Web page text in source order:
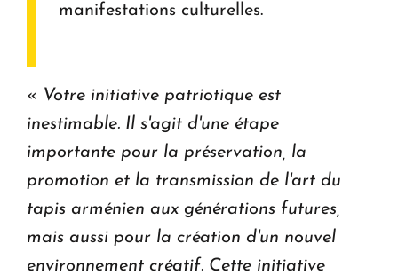
manifestations culturelles.
« Votre initiative patriotique est
inestimable. Il s'agit d'une étape
importante pour la préservation, la
promotion et la transmission de l'art du
tapis arménien aux générations futures,
mais aussi pour la création d'un nouvel
environnement créatif. Cette initiative